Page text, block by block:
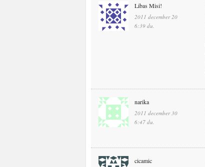
Libas Misi!
2011 december 20
6:39 du.
narika
2011 december 30
6:47 du.
cicamic